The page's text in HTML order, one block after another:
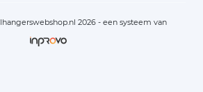
2026 - een systeem van